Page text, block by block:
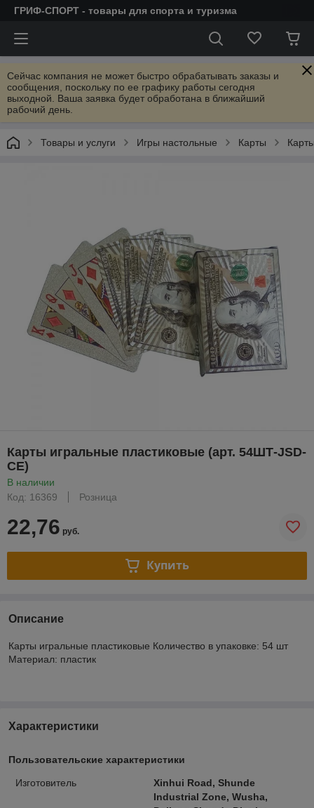
ГРИФ-СПОРТ - товары для спорта и туризма
Сейчас компания не может быстро обрабатывать заказы и
сообщения, поскольку по ее графику работы сегодня
выходной. Ваша заявка будет обработана в ближайший
рабочий день.
Товары и услуги Игры настольные Карты
Карты игральные пластиковые (арт. 54ШТ-JSD-
CE)
В наличии
Код: 16369
Розница
22,76 руб.
Купить
Описание
Карты игральные пластиковые Количество в упаковке: 54 шт
Материал: пластик
Характеристики
Пользовательские характеристики
Изготовитель
Xinhui Road, Shunde
Industrial Zone, Wusha,